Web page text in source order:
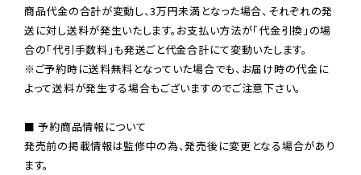
商品代金の合計が変動し、3万円未満となった場合、それぞれの発
送に対し送料が発生いたします。お支払い方法が「代金引換」の場
※ご予約時に送料無料となっていた場合でも、お届け時の代金に
よって送料が発生する場合もございますのでご注意下さい。
■ 予約商品情報について
発売前の掲載情報は監修中の為、発売後に変更となる場合があり
ます。